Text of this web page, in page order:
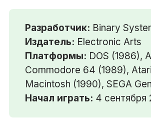
Разработчик: Binary
Издатель: Electronic Arts
Платформы: DOS (1986),
Commodore 64 (1989),
Macintosh (1990), SEGA
Начал играть: 4 сентября